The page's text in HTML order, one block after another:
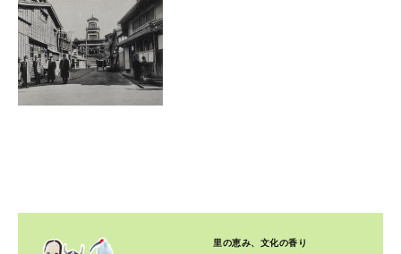
里の恵み、文化の香り